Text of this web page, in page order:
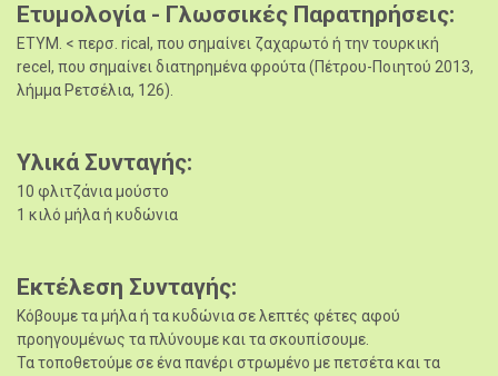
Ετυμολογία - Γλωσσικές Παρατηρήσεις
ΕΤΥΜ. < περσ. rical, που σημαίνει ζαχαρωτό ή την τουρκική
recel, που σημαίνει διατηρημένα φρούτα (Πέτρου-Ποιητού 2013,
λήμμα Ρετσέλια, 126).
Υλικά Συνταγής
10 φλιτζάνια μούστο
1 κιλό μήλα ή κυδώνια
Εκτέλεση Συνταγής
Κόβουμε τα μήλα ή τα κυδώνια σε λεπτές φέτες αφού
προηγουμένως τα πλύνουμε και τα σκουπίσουμε.
Τα τοποθετούμε σε ένα πανέρι στρωμένο με πετσέτα και τα